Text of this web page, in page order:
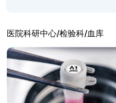
医院科研中心/检验科/血库